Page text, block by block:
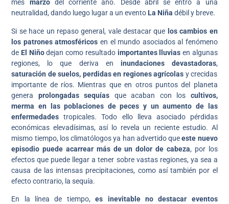
mes marzodel corriente año. Desde abril se entró a una
neutralidad, dando luego lugar a un evento La Niñadébil y breve.
Si se hace un repaso general, vale destacar que los cambios en
los patrones atmosféricos en el mundo asociados al fenómeno
de El Niñodejan como resultado importantes lluvias en algunas
regiones, lo que deriva en inundaciones devastadoras,
saturación de suelos, perdidas en regiones agrícolas y crecidas
importante de ríos. Mientras que en otros puntos del planeta
genera prolongadas sequías que acaban con los cultivos,
merma en las poblaciones de peces y un aumento de las
enfermedadestropicales. Todo ello lleva asociado pérdidas
económicas elevadísimas, así lo revela un reciente estudio. Al
mismo tiempo, los climatólogos ya han advertido queeste nuevo
episodio puede acarrear más de un dolor de cabeza, por los
efectos que puede llegar a tener sobre vastas regiones, ya sea a
causa de las intensas precipitaciones, como así también por el
efecto contrario, la sequía.
En la línea de tiempo,es inevitable no destacar eventos